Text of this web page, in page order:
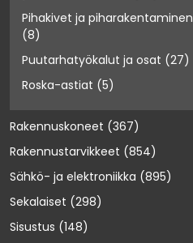
Pihakivet ja piharakentaminen
(8)
Puutarhatyökalut ja osat (27)
Roska-astiat (5)
Rakennuskoneet (367)
Rakennustarvikkeet (854)
Sähkö- ja elektroniikka (895)
Sekalaiset (298)
Sisustus (148)